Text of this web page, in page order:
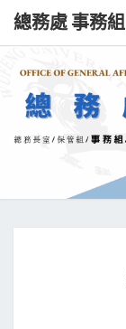
總務處 事務組